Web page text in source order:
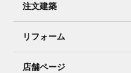
注文建築
リフォーム
店舗ページ